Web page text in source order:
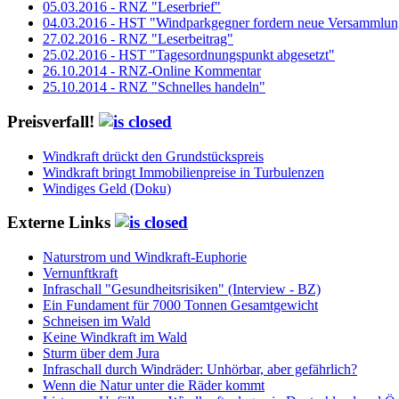
05.03.2016 - RNZ "Leserbrief"
04.03.2016 - HST "Windparkgegner fordern neue
27.02.2016 - RNZ "Leserbeitrag"
25.02.2016 - HST "Tagesordnungspunkt abgesetzt"
26.10.2014 - RNZ-Online Kommentar
25.10.2014 - RNZ "Schnelles handeln"
Preisverfall!
Windkraft drückt den Grundstückspreis
Windkraft bringt Immobilienpreise in Turbulenzen
Windiges Geld (Doku)
Externe Links
Naturstrom und Windkraft-Euphorie
Vernunftkraft
Infraschall "Gesundheitsrisiken" (Interview - BZ)
Ein Fundament für 7000 Tonnen Gesamtgewicht
Schneisen im Wald
Keine Windkraft im Wald
Sturm über dem Jura
Infraschall durch Windräder: Unhörbar, aber gefährlich?
Wenn die Natur unter die Räder kommt